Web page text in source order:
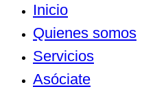
Inicio
Quienes somos
Servicios
Asóciate